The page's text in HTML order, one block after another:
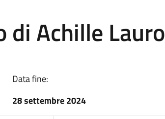
di Achille Lauro
Data fine:
28 settembre 2024